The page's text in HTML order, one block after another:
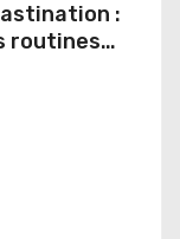
:
routines